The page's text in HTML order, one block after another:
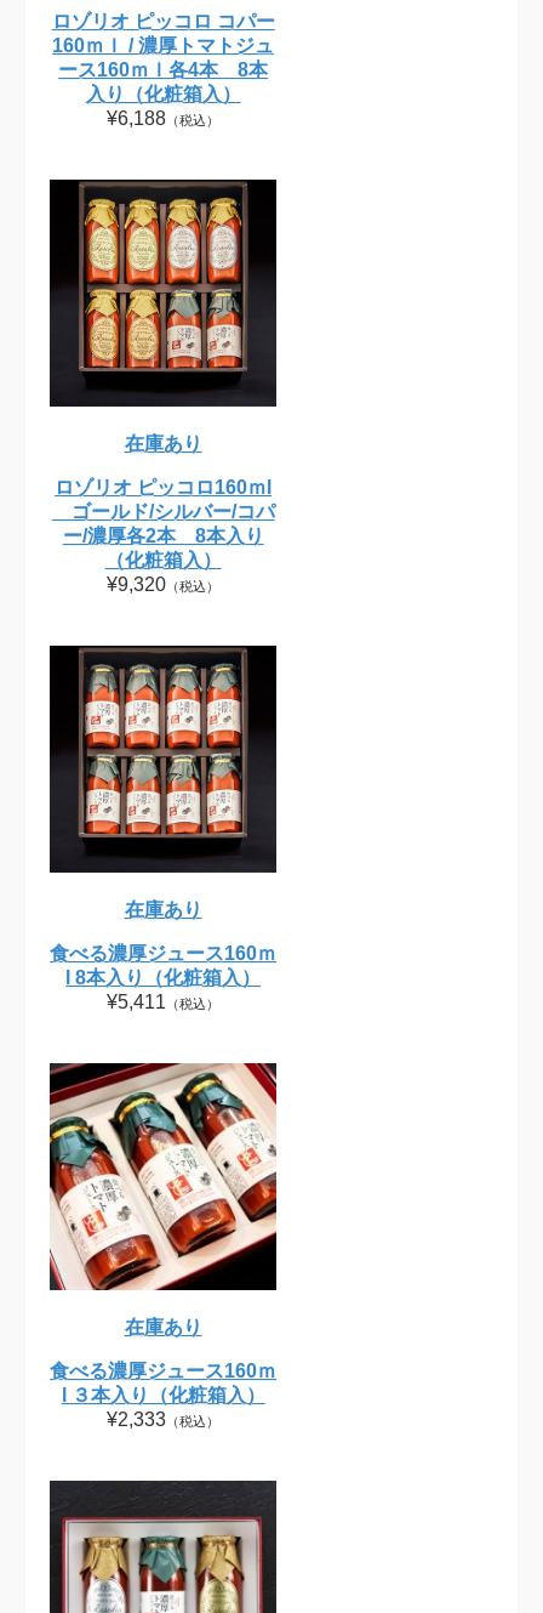
ロゾリオ ピッコロ コパー
160ｍｌ / 濃厚トマトジュ
ース160ｍｌ各4本 8本
入り（化粧箱入）
¥6,188 （税込）
在庫あり
ロゾリオ ピッコロ160ｍl
ゴールド/シルバー/コパ
ー/濃厚各2本 8本入り
（化粧箱入）
¥9,320 （税込）
在庫あり
食べる濃厚ジュース160ｍ
l 8本入り（化粧箱入）
¥5,411 （税込）
在庫あり
食べる濃厚ジュース160ｍ
l ３本入り（化粧箱入）
¥2,333 （税込）